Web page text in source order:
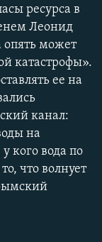
ресурса в
Леонид
опять может
катастрофы».
ее на
канал:
на
кого вода по
что волнует